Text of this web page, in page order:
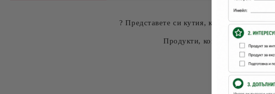
? Представете си кутия, която съдържа
Продукти, които поотделно